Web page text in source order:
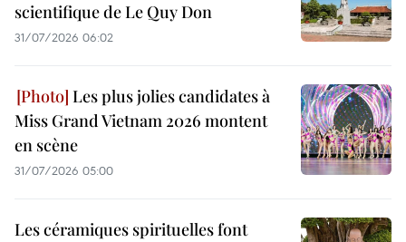
scientifique de Le Quy Don
31/07/2026 06:02
Les plus jolies candidates à
Miss Grand Vietnam 2026 montent
en scène
31/07/2026 05:00
Les céramiques spirituelles font